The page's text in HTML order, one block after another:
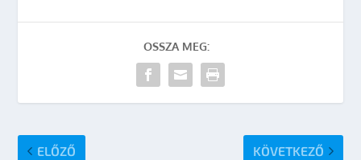
OSSZA MEG:
ELŐZŐ KÖVETKEZŐ